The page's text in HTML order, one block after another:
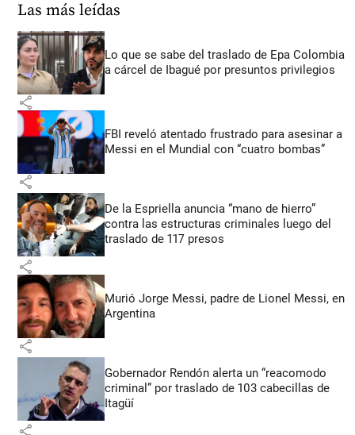
Las más leídas
Lo que se sabe del traslado de Epa Colombia
a cárcel de Ibagué por presuntos privilegios
share
FBI reveló atentado frustrado para asesinar a
Messi en el Mundial con “cuatro bombas”
share
De la Espriella anuncia “mano de hierro”
contra las estructuras criminales luego del
traslado de 117 presos
share
Murió Jorge Messi, padre de Lionel Messi, en
Argentina
share
Gobernador Rendón alerta un “reacomodo
criminal” por traslado de 103 cabecillas de
Itagüí
share